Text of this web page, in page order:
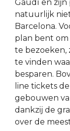
Gaudí en
natuurlijk
Barcelona.
plan bent
te bezoeken,
te vinden
besparen.
line tickets
gebouwen
dankzij de
over de